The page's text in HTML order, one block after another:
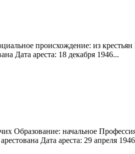
происхождение: из
Дата ареста: 18 декабря 1946...
Образование: начальное
Дата ареста: 29 апреля